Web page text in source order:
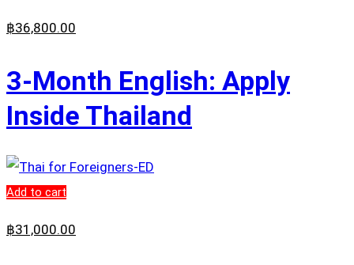
฿36,800.00
3-Month English: Apply
Inside Thailand
Add to cart
฿31,000.00